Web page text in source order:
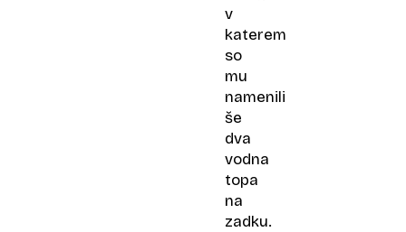
v
katerem
so
mu
namenili
še
dva
vodna
topa
na
zadku.